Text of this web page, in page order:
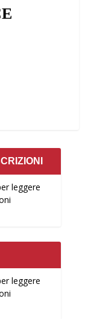
leggere
leggere